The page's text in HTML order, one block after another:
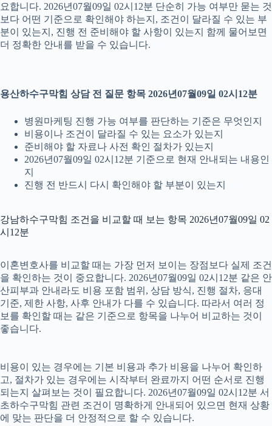
요합니다. 2026년07월09일 02시12분 단순히 가능 여부만 묻는 것
보다 어떤 기준으로 확인해야 하는지, 조건이 달라질 수 있는 부
분이 있는지, 진행 전 준비해야 할 사항이 있는지 함께 물어보면
더 정확한 안내를 받을 수 있습니다.
용산하수구막힘 상담 전 질문 항목 2026년07월09일 02시12분
병원마케팅 진행 가능 여부를 판단하는 기준은 무엇인지
비용이나 조건이 달라질 수 있는 요소가 있는지
준비해야 할 자료나 사전 확인 절차가 있는지
2026년07월09일 02시12분 기준으로 현재 안내되는 내용인
지
진행 전 반드시 다시 확인해야 할 부분이 있는지
강남하수구막힘 조건을 비교할 때 보는 항목 2026년07월09일 02
시12분
이혼변호사를 비교할 때는 가장 먼저 보이는 장점보다 실제 조건
을 확인하는 것이 중요합니다. 2026년07월09일 02시12분 같은 안
산피부과 안내라도 비용 포함 범위, 상담 방식, 진행 절차, 응대
기준, 제한 사항, 사후 안내가 다를 수 있습니다. 따라서 여러 정
보를 확인할 때는 같은 기준으로 항목을 나누어 비교하는 것이
좋습니다.
비용이 있는 경우에는 기본 비용과 추가 비용을 나누어 확인하
고, 절차가 있는 경우에는 시작부터 완료까지 어떤 순서로 진행
되는지 살펴보는 것이 필요합니다. 2026년07월09일 02시12분 서
초하수구막힘 관련 조건이 명확하게 안내되어 있으면 현재 상황
에 맞는 판단을 더 안정적으로 할 수 있습니다.